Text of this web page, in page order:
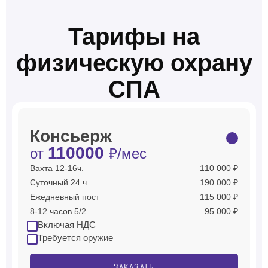
Тарифы на
физическую охрану
СПА
Консьерж
от 110000 ₽/мес
Вахта 12-16ч.
110 000 ₽
Суточный 24 ч.
190 000 ₽
Ежедневный пост
115 000 ₽
8-12 часов 5/2
95 000 ₽
Включая НДС
Требуется оружие